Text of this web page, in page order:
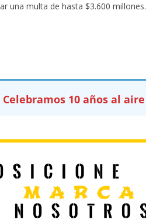
una multa de hasta $3.600 millones.
10 años al aire